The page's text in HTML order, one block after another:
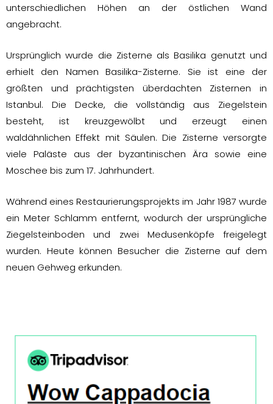
unterschiedlichen Höhen an der östlichen Wand
angebracht.
Ursprünglich wurde die Zisterne als Basilika genutzt und
erhielt den Namen Basilika-Zisterne. Sie ist eine der
größten und prächtigsten überdachten Zisternen in
Istanbul. Die Decke, die vollständig aus Ziegelstein
besteht, ist kreuzgewölbt und erzeugt einen
waldähnlichen Effekt mit Säulen. Die Zisterne versorgte
viele Paläste aus der byzantinischen Ära sowie eine
Moschee bis zum 17. Jahrhundert.
Während eines Restaurierungsprojekts im Jahr 1987 wurde
ein Meter Schlamm entfernt, wodurch der ursprüngliche
Ziegelsteinboden und zwei Medusenköpfe freigelegt
wurden. Heute können Besucher die Zisterne auf dem
neuen Gehweg erkunden.